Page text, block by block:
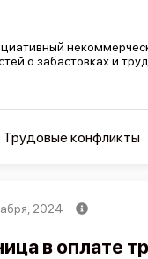
о забастовках и
Трудовые конфликты
2024
в оплате